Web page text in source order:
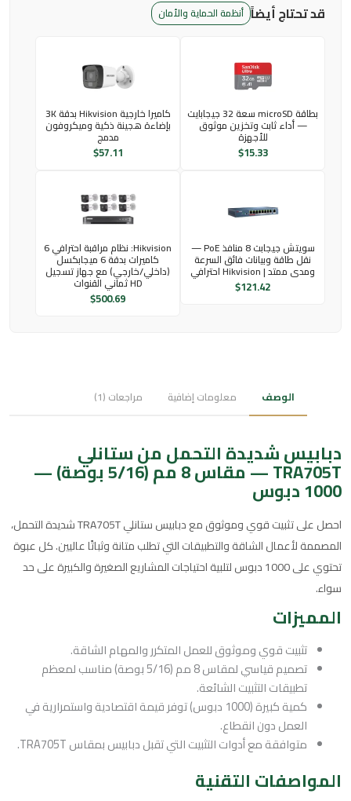
قد تحتاج أيضاً أنظمة الحماية والأمان
بطاقة microSD سعة 32 جيجابايت
— أداء ثابت وتخزين موثوق
للأجهزة
$15.33
كاميرا خارجية Hikvision بدقة 3K
بإضاءة هجينة ذكية وميكروفون
مدمج
$57.11
سويتش جيجابت 8 منافذ PoE —
نقل طاقة وبيانات فائق السرعة
ومدى ممتد | Hikvision احترافي
$121.42
Hikvision: نظام مراقبة احترافي 6
كاميرات بدقة 6 ميجابكسل
(داخلي/خارجي) مع جهاز تسجيل
HD ثماني القنوات
$500.69
الوصف معلومات إضافية مراجعات (1)
دبابيس شديدة التحمل من ستانلي
TRA705T — مقاس 8 مم (5/16 بوصة) —
1000 دبوس
احصل على تثبيت قوي وموثوق مع دبابيس ستانلي TRA705T شديدة التحمل،
المصممة لأعمال الشاقة والتطبيقات التي تطلب متانة وثباتًا عاليين. كل عبوة
تحتوي على 1000 دبوس لتلبية احتياجات المشاريع الصغيرة والكبيرة على حد
سواء.
المميزات
تثبيت قوي وموثوق للعمل المتكرر والمهام الشاقة.
تصميم قياسي لمقاس 8 مم (5/16 بوصة) مناسب لمعظم
تطبيقات التثبيت الشائعة.
كمية كبيرة (1000 دبوس) توفر قيمة اقتصادية واستمرارية في
العمل دون انقطاع.
متوافقة مع أدوات التثبيت التي تقبل دبابيس بمقاس TRA705T.
المواصفات التقنية